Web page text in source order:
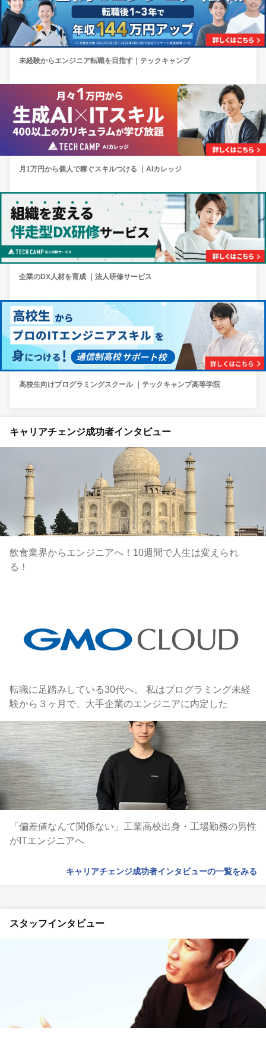
未経験からエンジニア転職を目指す｜テックキャンプ
月1万円から個人で稼ぐスキルつける ｜AIカレッジ
企業のDX人材を育成 ｜法人研修サービス
高校生向けプログラミングスクール ｜テックキャンプ高等学院
キャリアチェンジ成功者インタビュー
飲食業界からエンジニアへ！10週間で人生は変えられ
る！
転職に足踏みしている30代へ。 私はプログラミング未経
験から３ヶ月で、大手企業のエンジニアに内定した
「偏差値なんて関係ない」工業高校出身・工場勤務の男性
がITエンジニアへ
キャリアチェンジ成功者インタビューの一覧をみる
スタッフインタビュー